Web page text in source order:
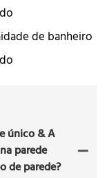
de banheiro
único & A
parede
de parede?